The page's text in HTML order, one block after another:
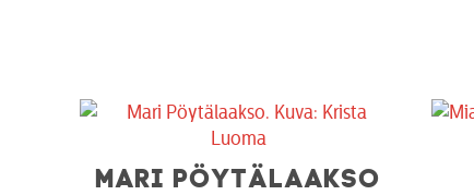
MARI PÖYTÄLAAKSO